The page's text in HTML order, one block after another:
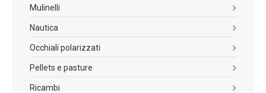
Mulinelli
Nautica
Occhiali polarizzati
Pellets e pasture
Ricambi